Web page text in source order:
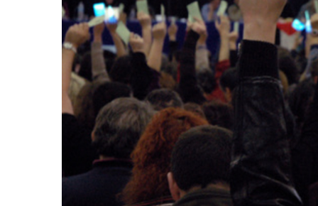
2011
Université
d’été
2012
Université
d’été
2013
Université
d’été
2014
Université
d’été
2015
Université
d’été
2016
Université
d’été
Université